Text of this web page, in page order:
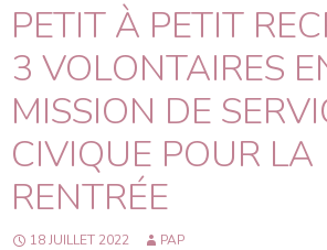
PETIT À PETIT
3 VOLONTAIRES
MISSION DE
CIVIQUE POUR LA
RENTRÉE
18 JUILLET 2022 PAP